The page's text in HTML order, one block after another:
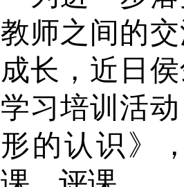
教师之间的
成长，近日
学习培训活
形的认识》